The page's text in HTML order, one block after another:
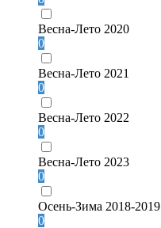
Весна-Лето 2020
0
Весна-Лето 2021
0
Весна-Лето 2022
0
Весна-Лето 2023
0
Осень-Зима 2018-2019
0